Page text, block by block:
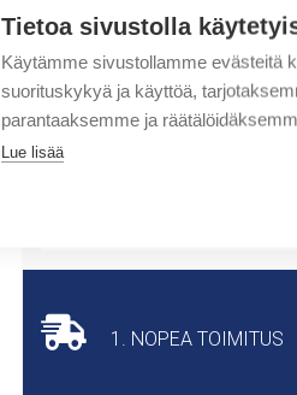
Tietoa sivustolla
Käytämme sivustollamme evästeitä
suorituskykyä ja käyttöä,
parantaaksemme ja
Lue lisää
tarvikkeet
Outlet – Erikoishinnat
1. NOPEA TOIMITUS